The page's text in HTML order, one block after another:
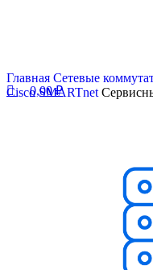
0,00₽
Главная Сетевые
Cisco SMARTnet